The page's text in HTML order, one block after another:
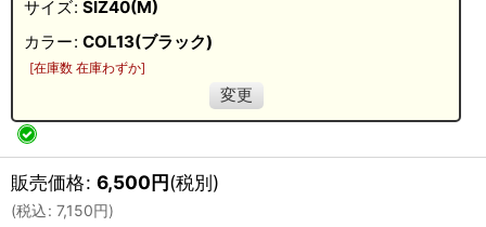
サイズ: SIZ40(M)
カラー: COL13(ブラック)
[在庫数 在庫わずか]
変更
販売価格: 6,500円(税別)
(税込: 7,150円)